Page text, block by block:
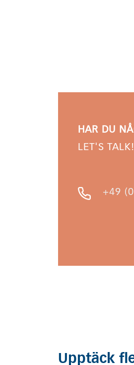
HAR DU
LET'S TALK!
+49
Upptäck